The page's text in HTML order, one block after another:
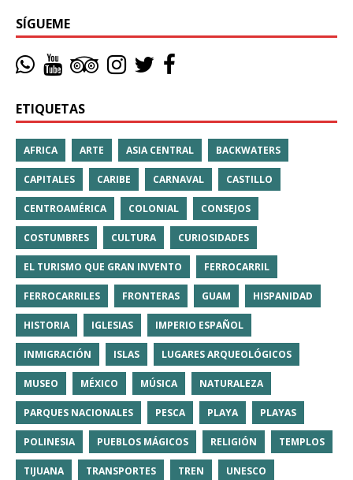
SÍGUEME
ETIQUETAS
AFRICA ARTE ASIA CENTRAL BACKWATERS
CAPITALES CARIBE CARNAVAL CASTILLO
CENTROAMÉRICA COLONIAL CONSEJOS
COSTUMBRES CULTURA CURIOSIDADES
EL TURISMO QUE GRAN INVENTO FERROCARRIL
FERROCARRILES FRONTERAS GUAM HISPANIDAD
HISTORIA IGLESIAS IMPERIO ESPAÑOL
INMIGRACIÓN ISLAS LUGARES ARQUEOLÓGICOS
MUSEO MÉXICO MÚSICA NATURALEZA
PARQUES NACIONALES PESCA PLAYA PLAYAS
POLINESIA PUEBLOS MÁGICOS RELIGIÓN TEMPLOS
TIJUANA TRANSPORTES TREN UNESCO